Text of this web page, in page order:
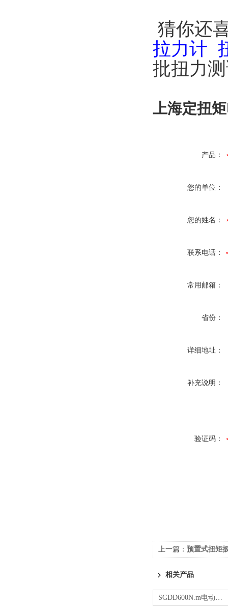
猜你还
拉力计
批扭力
上海定扭
产品：
您的单位：
您的姓名：
联系电话：
常用邮箱：
省份：
详细地址：
补充说明：
验证码：
上一篇： 预置式扭矩扳
相关产品
SGDD600N.m电动定扭力扳手 可调节自停扭矩枪